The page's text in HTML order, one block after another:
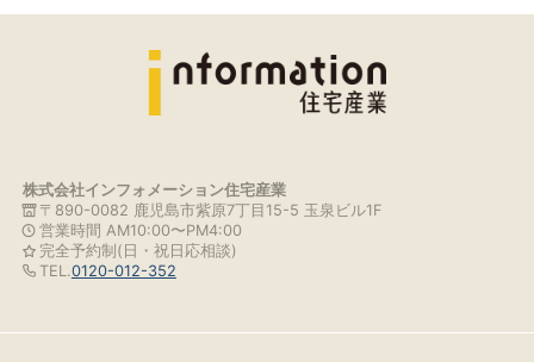
株式会社インフォメーション住宅産業
〒890-0082 鹿児島市紫原7丁目15-5 玉泉ビル1F
営業時間 AM10:00〜PM4:00
完全予約制(日・祝日応相談)
TEL.0120-012-352